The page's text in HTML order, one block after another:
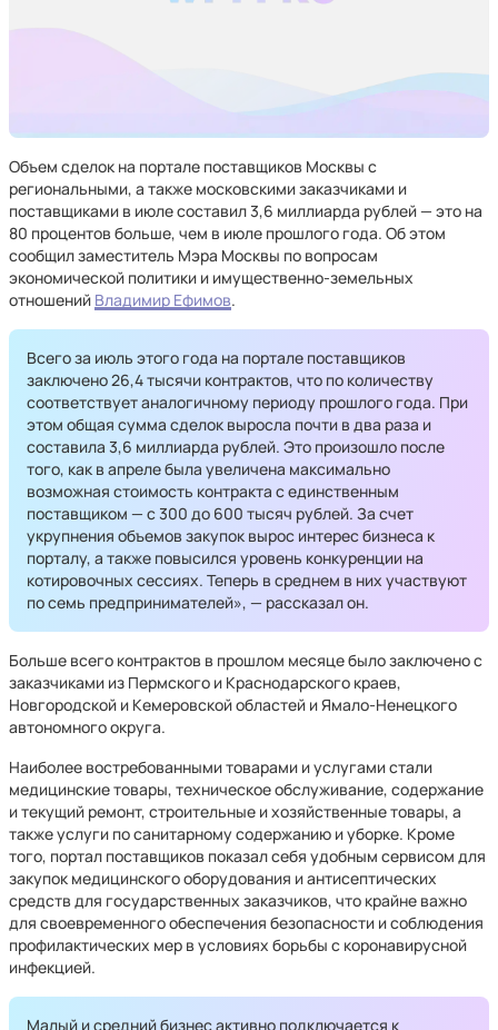
Объем сделок на портале поставщиков Москвы с
региональными, а также московскими заказчиками и
поставщиками в июле составил 3,6 миллиарда рублей — это на
80 процентов больше, чем в июле прошлого года. Об этом
сообщил заместитель Мэра Москвы по вопросам
экономической политики и имущественно-земельных
отношений Владимир Ефимов.
Всего за июль этого года на портале поставщиков
заключено 26,4 тысячи контрактов, что по количеству
соответствует аналогичному периоду прошлого года. При
этом общая сумма сделок выросла почти в два раза и
составила 3,6 миллиарда рублей. Это произошло после
того, как в апреле была увеличена максимально
возможная стоимость контракта с единственным
поставщиком — с 300 до 600 тысяч рублей. За счет
укрупнения объемов закупок вырос интерес бизнеса к
порталу, а также повысился уровень конкуренции на
котировочных сессиях. Теперь в среднем в них участвуют
по семь предпринимателей», — рассказал он.
Больше всего контрактов в прошлом месяце было заключено с
заказчиками из Пермского и Краснодарского краев,
Новгородской и Кемеровской областей и Ямало-Ненецкого
автономного округа.
Наиболее востребованными товарами и услугами стали
медицинские товары, техническое обслуживание, содержание
и текущий ремонт, строительные и хозяйственные товары, а
также услуги по санитарному содержанию и уборке. Кроме
того, портал поставщиков показал себя удобным сервисом для
закупок медицинского оборудования и антисептических
средств для государственных заказчиков, что крайне важно
для своевременного обеспечения безопасности и соблюдения
профилактических мер в условиях борьбы с коронавирусной
инфекцией.
Малый и средний бизнес активно подключается к